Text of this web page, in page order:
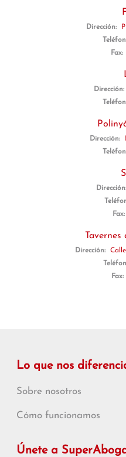
Dirección:
Fax:
Dirección:
Dirección:
Dirección:
Fax:
Dirección:
Fax:
Lo que nos
Sobre nosotros
Cómo funcionamos
Únete a